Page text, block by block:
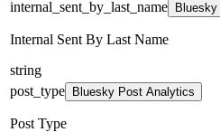
internal_sent_by_last_name
Internal Sent By Last Name
string
post_type
Bluesky Post Analytics
Post Type